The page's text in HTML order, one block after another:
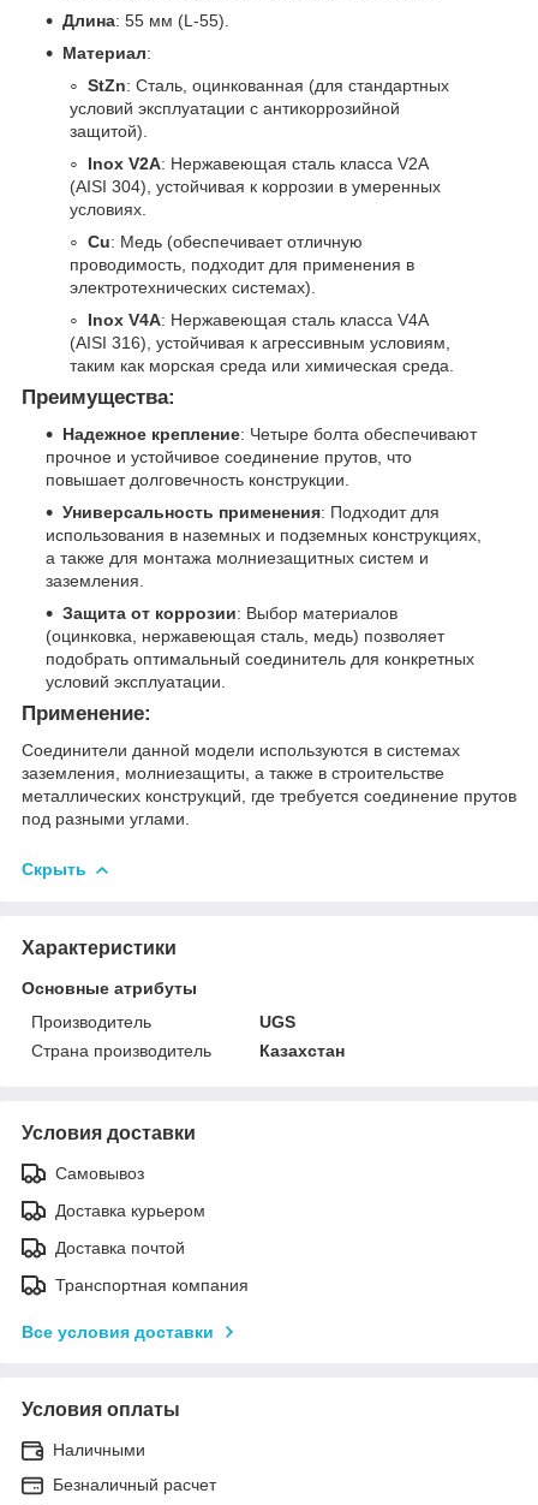
Длина: 55 мм (L-55).
Материал:
StZn: Сталь, оцинкованная (для стандартных
условий эксплуатации с антикоррозийной
защитой).
Inox V2A: Нержавеющая сталь класса V2A
(AISI 304), устойчивая к коррозии в умеренных
условиях.
Cu: Медь (обеспечивает отличную
проводимость, подходит для применения в
электротехнических системах).
Inox V4A: Нержавеющая сталь класса V4A
(AISI 316), устойчивая к агрессивным условиям,
таким как морская среда или химическая среда.
Преимущества:
Надежное крепление: Четыре болта обеспечивают
прочное и устойчивое соединение прутов, что
повышает долговечность конструкции.
Универсальность применения: Подходит для
использования в наземных и подземных конструкциях,
а также для монтажа молниезащитных систем и
заземления.
Защита от коррозии: Выбор материалов
(оцинковка, нержавеющая сталь, медь) позволяет
подобрать оптимальный соединитель для конкретных
условий эксплуатации.
Применение:
Соединители данной модели используются в системах
заземления, молниезащиты, а также в строительстве
металлических конструкций, где требуется соединение прутов
под разными углами.
Скрыть
Характеристики
Основные атрибуты
Производитель
UGS
Страна производитель
Казахстан
Условия доставки
Самовывоз
Доставка курьером
Доставка почтой
Транспортная компания
Все условия доставки
Условия оплаты
Наличными
Безналичный расчет